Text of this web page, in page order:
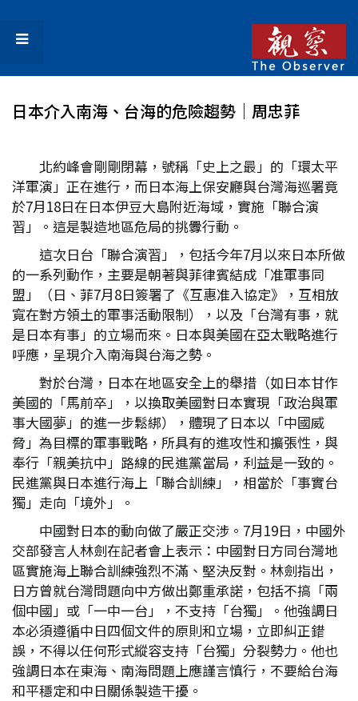
日本介入南海、台海的危險趨勢│周忠菲
北約峰會剛剛閉幕，號稱「史上之最」的「環太平
洋軍演」正在進行，而日本海上保安廳與台灣海巡署竟
於7月18日在日本伊豆大島附近海域，實施「聯合演
習」。這是製造地區危局的挑釁行動。
這次日台「聯合演習」，包括今年7月以來日本所做
的一系列動作，主要是朝著與菲律賓結成「准軍事同
盟」（日、菲7月8日簽署了《互惠准入協定》，互相放
寬在對方領土的軍事活動限制），以及「台灣有事，就
是日本有事」的立場而來。日本與美國在亞太戰略進行
呼應，呈現介入南海與台海之勢。
對於台灣，日本在地區安全上的舉措（如日本甘作
美國的「馬前卒」，以換取美國對日本實現「政治與軍
事大國夢」的進一步鬆綁），體現了日本以「中國威
脅」為目標的軍事戰略，所具有的進攻性和擴張性，與
奉行「親美抗中」路線的民進黨當局，利益是一致的。
民進黨與日本進行海上「聯合訓練」，相當於「事實台
獨」走向「境外」。
中國對日本的動向做了嚴正交涉。7月19日，中國外
交部發言人林劍在記者會上表示：中國對日方同台灣地
區實施海上聯合訓練強烈不滿、堅決反對。林劍指出，
日方曾就台灣問題向中方做出鄭重承諾，包括不搞「兩
個中國」或「一中一台」，不支持「台獨」。他強調日
本必須遵循中日四個文件的原則和立場，立即糾正錯
誤，不得以任何形式縱容支持「台獨」分裂勢力。他也
強調日本在東海、南海問題上應謹言慎行，不要給台海
和平穩定和中日關係製造干擾。